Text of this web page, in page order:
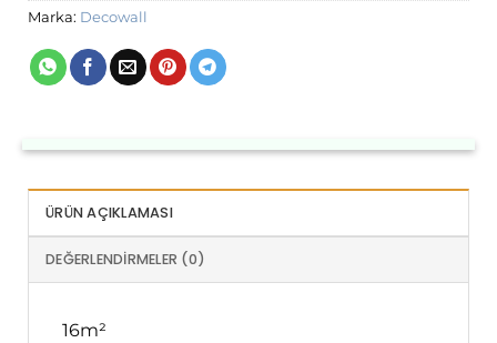
Marka: Decowall
ÜRÜN AÇIKLAMASI
DEĞERLENDIRMELER (0)
16m²